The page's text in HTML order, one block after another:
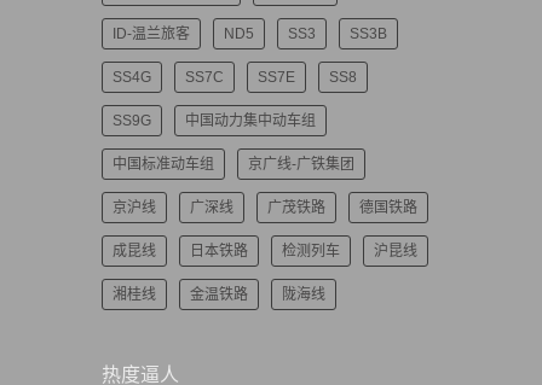
ID-温兰旅客 ND5 SS3 SS3B
SS4G SS7C SS7E SS8
SS9G 中国动力集中动车组
中国标准动车组 京广线-广铁集团
京沪线 广深线 广茂铁路 德国铁路
成昆线 日本铁路 检测列车 沪昆线
湘桂线 金温铁路 陇海线
热度逼人